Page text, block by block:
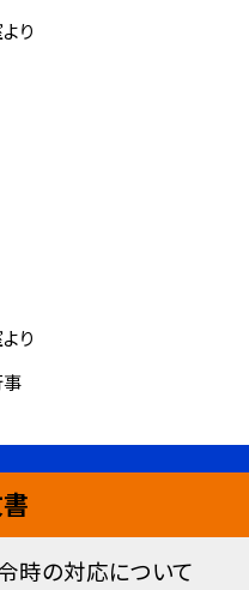
り
り
時の対応について